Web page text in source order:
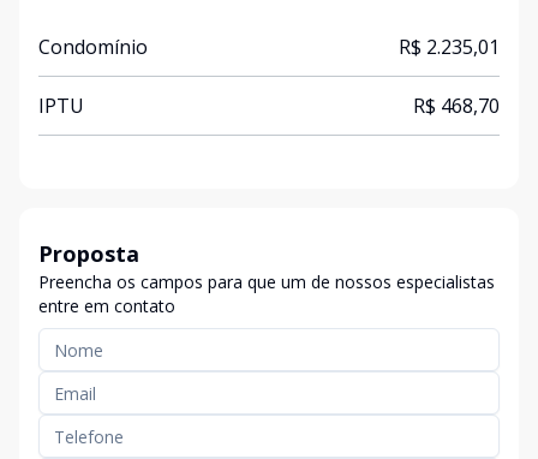
Condomínio R$ 2.235,01
IPTU R$ 468,70
Proposta
Preencha os campos para que um de nossos especialistas
entre em contato